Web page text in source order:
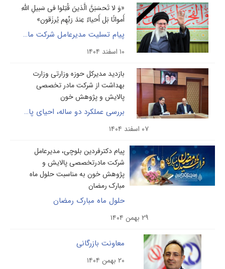
«وَ لا تَحسَبَنَّ الَّذینَ قُتِلوا فی سَبیلِ اللّهِ
أَمواتًا بَل أَحیاءٌ عِندَ رَبِّهِم یُرزَقون»
پیام تسلیت مدیرعامل شرکت مادرتخصصی پالایش وپژوهش خون در پی شهادت مقام معظم رهبری
۱۰ اسفند ۱۴۰۴
بازدید مدیرکل حوزه وزارتی وزارت
بهداشت از شرکت مادر تخصصی
پالایش و پژوهش خون
بررسی عملکرد دو ساله، احیای پالایشگاه و تصویب برنامه‌های راهبردی تولید داروهای مشتق از پلاسما
پیام دکترفردین بلوچی، مدیرعامل
شرکت مادرتخصصی پالایش و
پژوهش خون به مناسبت حلول ماه
مبارک رمضان
حلول ماه مبارک رمضان
معاونت بازرگانی